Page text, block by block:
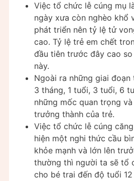
Việc tổ chức lễ cúng mụ
ngày xưa còn nghèo khổ
phát triển nên tỷ lệ tử
cao. Tỷ lệ trẻ em chết
đầu tiên trước đây cao
này.
Ngoài ra những giai đoạn
3 tháng, 1 tuổi, 3 tuổi, 6
những mốc quan trọng
trưởng thành của trẻ.
Việc tổ chức lễ cúng
hiện một nghi thức cầu
khỏe mạnh và lớn lên
thường thì người ta sẽ tổ
cho bé trai đến độ tuổi